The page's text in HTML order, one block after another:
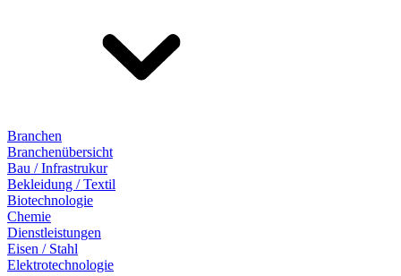
Branchen
Branchenübersicht
Bau / Infrastrukur
Bekleidung / Textil
Biotechnologie
Chemie
Dienstleistungen
Eisen / Stahl
Elektrotechnologie